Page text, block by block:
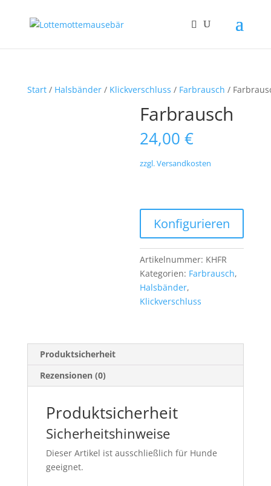
Start/ Halsbänder/ Klickverschluss / Farbrausch /
Farbrausch
24,00€
zzgl. Versandkosten
Press
the
Configure
button
to
enter
the
configurator
Konfigurieren
Artikelnummer: KHFR
Kategorien: Farbrausch,
Halsbänder,
Klickverschluss
Produktsicherheit
Rezensionen (0)
Produktsicherheit
Sicherheitshinweise
Dieser Artikel ist ausschließlich für Hunde
geeignet.